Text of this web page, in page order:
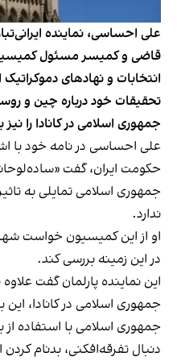
علی احساسی، نماینده
قاضی و کمیسر مسئول
انتخابات و نهادهای
تحقیقات خود درباره چین و
جمهوری اسلامی در کانادا را
علی احساسی در نامه خودبا
حکومت ایران، گفت
جمهوری اسلامی تمایلی به
ندارد.
او از اینکمیسیون خواست
در این زمینه بررسی کند.
این نماینده پارلمان گفت
جمهوری اسلامی در کانادا،
جمهوری اسلامی با استفاده از
دنبال تفرقه‌افکنی، بدنام